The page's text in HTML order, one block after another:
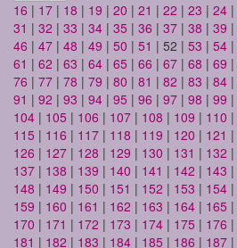
16 | 17 | 18 | 19 | 20 | 21 | 22 | 23 | 24 |
31 | 32 | 33 | 34 | 35 | 36 | 37 | 38 | 39 |
46 | 47 | 48 | 49 | 50 | 51 | 52 | 53 | 54 |
61 | 62 | 63 | 64 | 65 | 66 | 67 | 68 | 69 |
76 | 77 | 78 | 79 | 80 | 81 | 82 | 83 | 84 |
91 | 92 | 93 | 94 | 95 | 96 | 97 | 98 | 99 |
104 | 105 | 106 | 107 | 108 | 109 | 110 |
115 | 116 | 117 | 118 | 119 | 120 | 121 |
126 | 127 | 128 | 129 | 130 | 131 | 132 |
137 | 138 | 139 | 140 | 141 | 142 | 143 |
148 | 149 | 150 | 151 | 152 | 153 | 154 |
159 | 160 | 161 | 162 | 163 | 164 | 165 |
170 | 171 | 172 | 173 | 174 | 175 | 176 |
181 | 182 | 183 | 184 | 185 | 186 | 187 |